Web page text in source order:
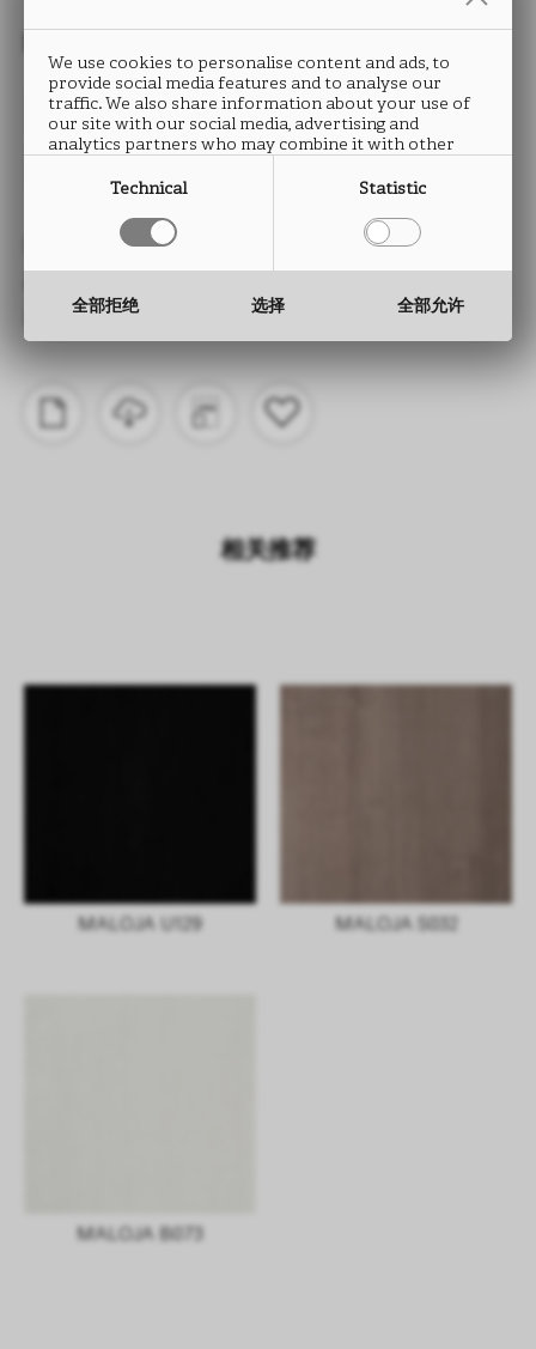
MALOJA
B073
类型： ABS封边条
厚度： 0.5 至 2.0 mm
相关推荐
MALOJA U129 MALOJA S032
MALOJA B073
We use cookies to personalise content and ads, to
provide social media features and to analyse our
traffic. We also share information about your use of
our site with our social media, advertising and
analytics partners who may combine it with other
they have collected from your use of their services.
Technical Statistic
全部拒绝 选择 全部允许